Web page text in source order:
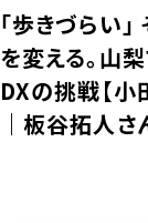
「歩きづらい
を変える。山
DXの挑戦【
｜板谷拓人さ